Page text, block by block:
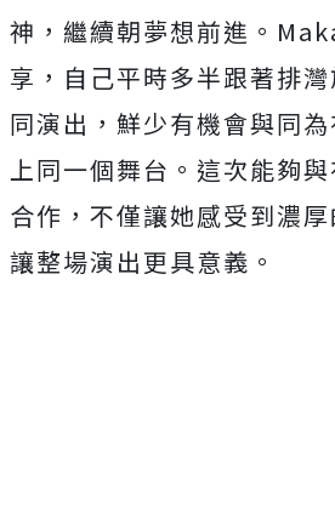
神，繼續朝夢想前進。
享，自己平時多半跟著排
同演出， 鮮少有機會與同
上同一個舞台。 這次能夠
合作，不僅讓她感受到濃厚
讓整場演出更具意義。